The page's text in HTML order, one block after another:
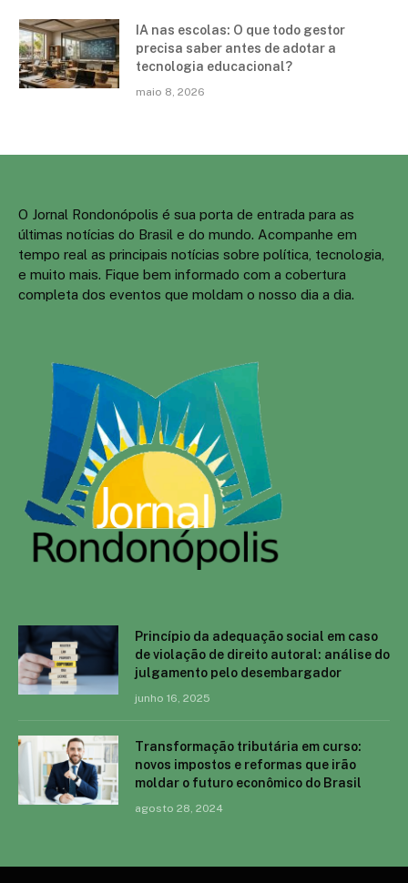
IA nas escolas: O que todo gestor
precisa saber antes de adotar a
tecnologia educacional?
maio 8, 2026
O Jornal Rondonópolis é sua porta de entrada para as
últimas notícias do Brasil e do mundo. Acompanhe em
tempo real as principais notícias sobre política, tecnologia,
e muito mais. Fique bem informado com a cobertura
completa dos eventos que moldam o nosso dia a dia.
Princípio da adequação social em caso
de violação de direito autoral: análise do
julgamento pelo desembargador
junho 16, 2025
Transformação tributária em curso:
novos impostos e reformas que irão
moldar o futuro econômico do Brasil
agosto 28, 2024